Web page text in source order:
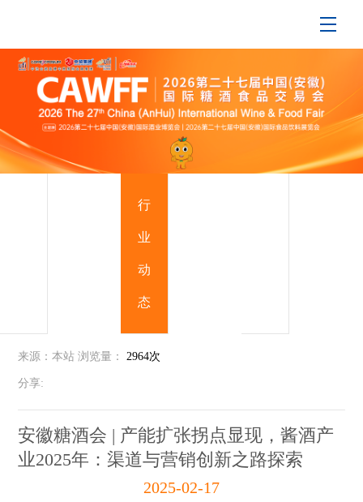
行
业
动
态
来源：本站 浏览量： 2964次
分享:
安徽糖酒会 | 产能扩张拐点显现，酱酒产
业2025年：渠道与营销创新之路探索
2025-02-17